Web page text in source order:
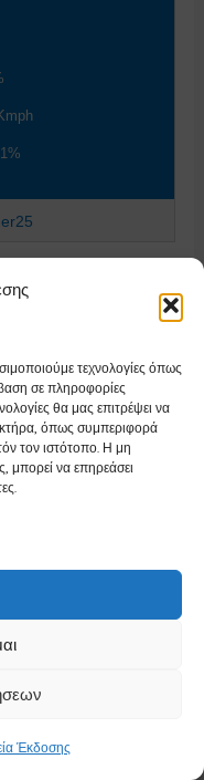
τεχνολογίες όπως
σε πληροφορίες
θα μας επιτρέψει να
όπως συμπεριφορά
τον ιστότοπο. Η μη
μπορεί να επηρεάσει
Έκδοσης
C